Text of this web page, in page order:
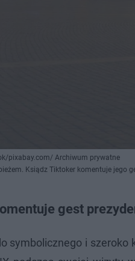
pixabay.com/ Archiwum prywatne
Ksiądz Tiktoker komentuje jego
gest
symbolicznego i